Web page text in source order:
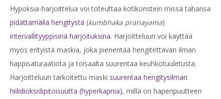
Hypoksia-harjoittelua voi toteuttaa kotikonstein missä tahansa
pidättämällä hengitystä (kumbhaka pranayama)
intervallityyppisinä harjoituksina. Harjoitteluun voi käyttää
myös erityistä maskia, joka pienentää hengitettävän ilman
happisaturaatiota ja toisaalta suurentaa keuhkotuuletusta.
Harjoitteluun tarkoitettu maski suurentaa hengitysilman
hiilidioksidipitoisuutta (hyperkapnia), millä on hapenpuutteen